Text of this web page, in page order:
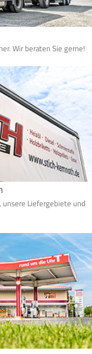
Wir beraten Sie gerne!
unsere Liefergebiete und